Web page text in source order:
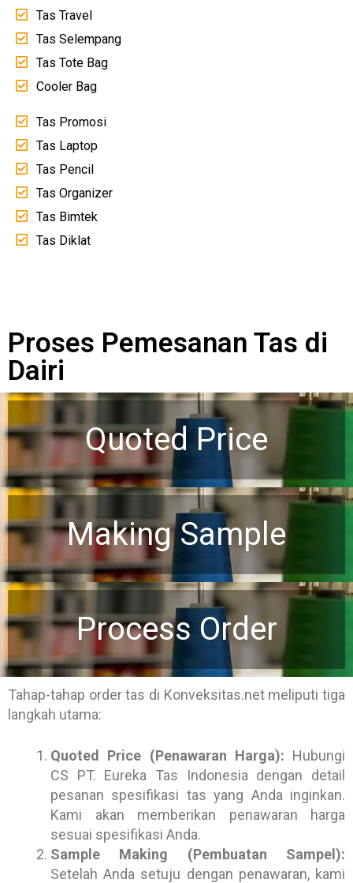
Tas Travel
Tas Selempang
Tas Tote Bag
Cooler Bag
Tas Promosi
Tas Laptop
Tas Pencil
Tas Organizer
Tas Bimtek
Tas Diklat
Proses Pemesanan Tas di
Dairi
Quoted Price
Making Sample
Process Order
Tahap-tahap order tas di Konveksitas.net meliputi tiga
langkah utama:
Quoted Price (Penawaran Harga): Hubungi
CS PT. Eureka Tas Indonesia dengan detail
pesanan spesifikasi tas yang Anda inginkan.
Kami akan memberikan penawaran harga
sesuai spesifikasi Anda.
Sample Making (Pembuatan Sampel):
Setelah Anda setuju dengan penawaran, kami